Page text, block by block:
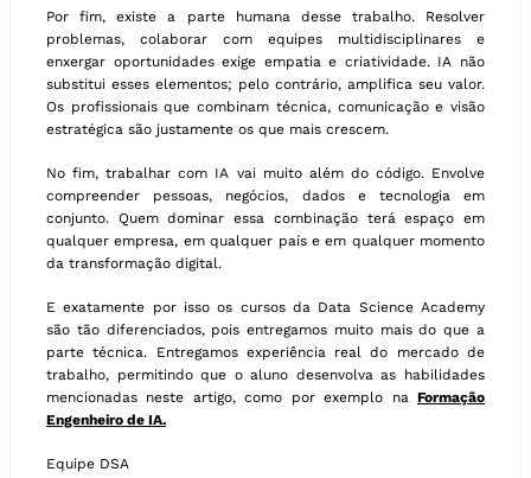
Por fim, existe a parte humana desse trabalho. Resolver
problemas, colaborar com equipes multidisciplinares e
enxergar oportunidades exige empatia e criatividade. IA não
substitui esses elementos; pelo contrário, amplifica seu valor.
Os profissionais que combinam técnica, comunicação e visão
estratégica são justamente os que mais crescem.
No fim, trabalhar com IA vai muito além do código. Envolve
compreender pessoas, negócios, dados e tecnologia em
conjunto. Quem dominar essa combinação terá espaço em
qualquer empresa, em qualquer país e em qualquer momento
da transformação digital.
E exatamente por isso os cursos da Data Science Academy
são tão diferenciados, pois entregamos muito mais do que a
parte técnica. Entregamos experiência real do mercado de
trabalho, permitindo que o aluno desenvolva as habilidades
mencionadas neste artigo, como por exemplo na Formação
Engenheiro de IA.
Equipe DSA